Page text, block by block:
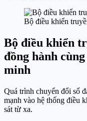
Bộ điều khiển
Bộ điều khiển
đồng hành
minh
Quá trình chuyển đổi số
mạnh vào hệ thống điều
sát từ xa.